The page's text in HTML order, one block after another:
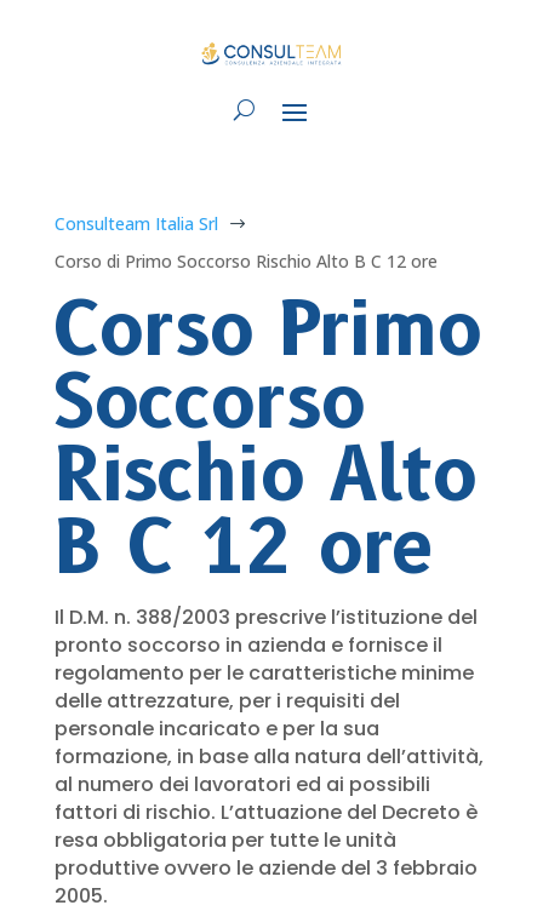
Consulteam Italia Srl $
Corso di Primo Soccorso Rischio Alto B C 12 ore
Corso Primo
Soccorso
Rischio Alto
B C 12 ore
Il D.M. n. 388/2003 prescrive l’istituzione del
pronto soccorso in azienda e fornisce il
regolamento per le caratteristiche minime
delle attrezzature, per i requisiti del
personale incaricato e per la sua
formazione, in base alla natura dell’attività,
al numero dei lavoratori ed ai possibili
fattori di rischio. L’attuazione del Decreto è
resa obbligatoria per tutte le unità
produttive ovvero le aziende del 3 febbraio
2005.